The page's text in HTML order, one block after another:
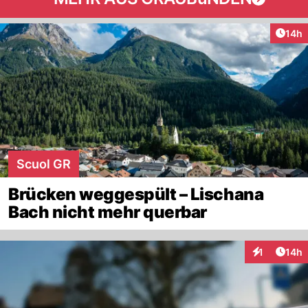
14h
Scuol GR
Brücken weggespült – Lischana
Bach nicht mehr querbar
1 14h